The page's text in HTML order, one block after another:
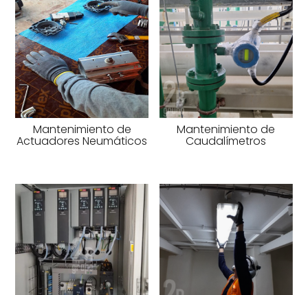
Mantenimiento de
Actuadores Neumáticos
Mantenimiento de
Caudalímetros